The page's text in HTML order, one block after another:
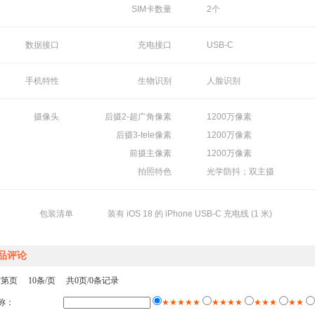
SIM卡数量
2个
数据接口 充电接口 USB-C
手机特性 生物识别 人脸识别
摄像头 后摄2-超广角像素
1200万像素
后摄3-tele像素
1200万像素
前摄主像素
1200万像素
拍照特色
光学防抖；双主摄
包装清单 装有 iOS 18 的 iPhone USB‑C 充电线 (1 米)
评论
第页 10条/页 共0页/0条记录
： ★★★★★ ★★★★ ★★★ ★★